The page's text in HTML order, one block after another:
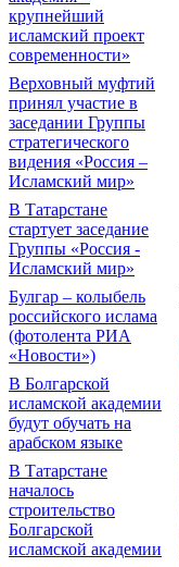
крупнейший
исламский проект
современности»
Верховный муфтий
принял участие в
заседании Группы
стратегического
видения «Россия –
Исламский мир»
В Татарстане
стартует заседание
Группы «Россия -
Исламский мир»
Булгар – колыбель
российского ислама
(фотолента РИА
«Новости»)
В Болгарской
исламской академии
будут обучать на
арабском языке
В Татарстане
началось
строительство
Болгарской
исламской академии